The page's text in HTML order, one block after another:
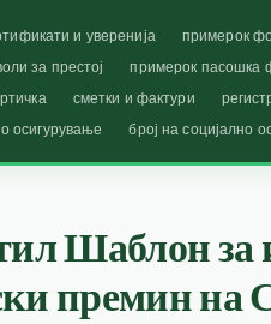
и уверенија примерок
за престој примерок пасошка
сметки и фактури
осигурување број на социјално
Шаблон за
премин на